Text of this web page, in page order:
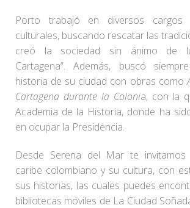
Porto trabajó en diversos cargos
culturales, buscando rescatar las
creó la sociedad sin ánimo de
Cartagena”. Además, buscó
historia de su ciudad con obras como
Cartagena durante la Colonia, con la
Academia de la Historia, donde ha
en ocupar la Presidencia.
Desde Serena del Mar te
caribe colombiano y su cultura, con
sus historias, las cuales puedes
bibliotecas móviles de La Ciudad